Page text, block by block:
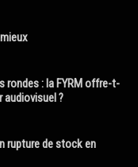
rondes : la FYRM offre-t-
?
rupture de stock en